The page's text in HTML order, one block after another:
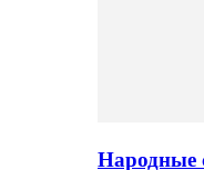
Народные